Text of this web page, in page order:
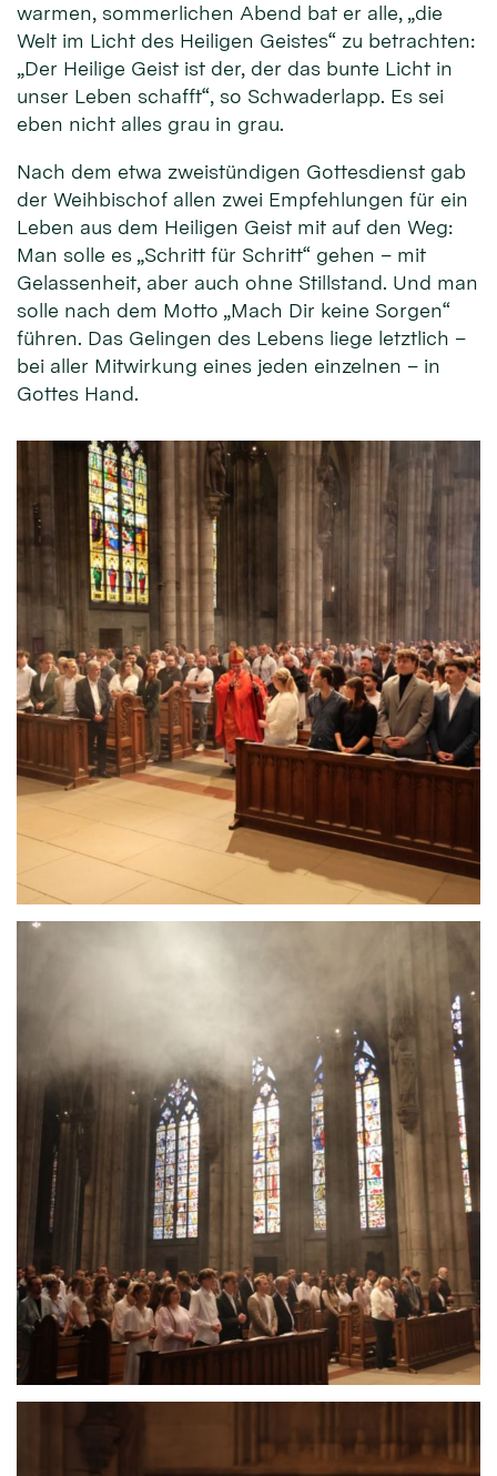
warmen, sommerlichen Abend bat er alle, „die
Welt im Licht des Heiligen Geistes“ zu betrachten:
„Der Heilige Geist ist der, der das bunte Licht in
unser Leben schafft“, so Schwaderlapp. Es sei
eben nicht alles grau in grau.
Nach dem etwa zweistündigen Gottesdienst gab
der Weihbischof allen zwei Empfehlungen für ein
Leben aus dem Heiligen Geist mit auf den Weg:
Man solle es „Schritt für Schritt“ gehen – mit
Gelassenheit, aber auch ohne Stillstand. Und man
solle nach dem Motto „Mach Dir keine Sorgen“
führen. Das Gelingen des Lebens liege letztlich –
bei aller Mitwirkung eines jeden einzelnen – in
Gottes Hand.